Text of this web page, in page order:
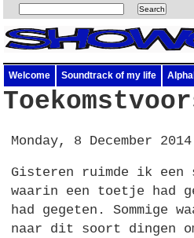
Welcome Soundtrack of my life
Monday, 8 December 2014
Gisteren ruimde ik een
waarin een toetje had
had gegeten. Sommige
naar dit soort dingen